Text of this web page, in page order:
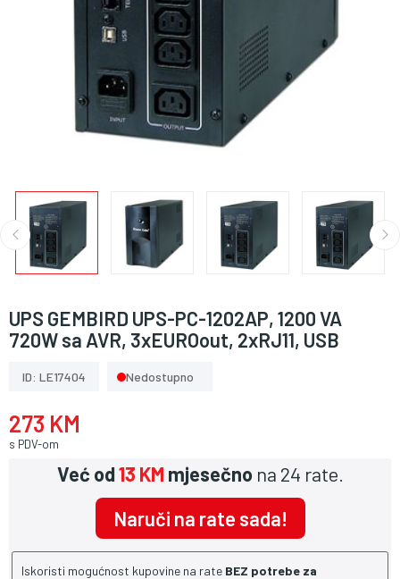
UPS GEMBIRD UPS-PC-1202AP, 1200 VA
720W sa AVR, 3xEUROout, 2xRJ11, USB
ID: LE17404 Nedostupno
273 KM
s PDV-om
Već od13 KM mjesečno na 24 rate.
Naruči na rate sada!
Iskoristi mogućnost kupovine na rate BEZ potrebe za